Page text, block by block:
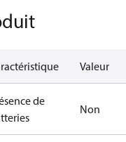
Valeur
de
Non